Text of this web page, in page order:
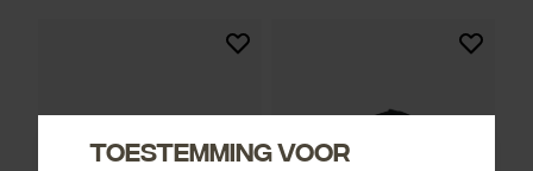
Toestemming voor